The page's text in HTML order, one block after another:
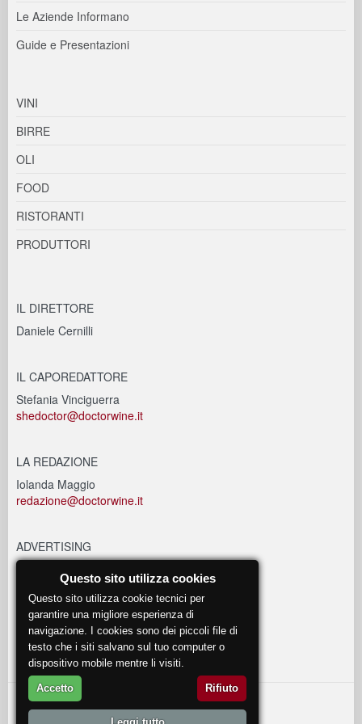
Le Aziende Informano
Guide e Presentazioni
VINI
BIRRE
OLI
FOOD
RISTORANTI
PRODUTTORI
IL DIRETTORE
Daniele Cernilli
IL CAPOREDATTORE
Stefania Vinciguerra
shedoctor@doctorwine.it
LA REDAZIONE
Iolanda Maggio
redazione@doctorwine.it
ADVERTISING
EVENTI
eventi@doctorwine.it
© 2018DoctorWine.
Questo sito utilizza cookies
Questo sito utilizza cookie tecnici per
garantire una migliore esperienza di
navigazione. I cookies sono dei piccoli file di
testo che i siti salvano sul tuo computer o
dispositivo mobile mentre li visiti.
Accetto Rifiuto